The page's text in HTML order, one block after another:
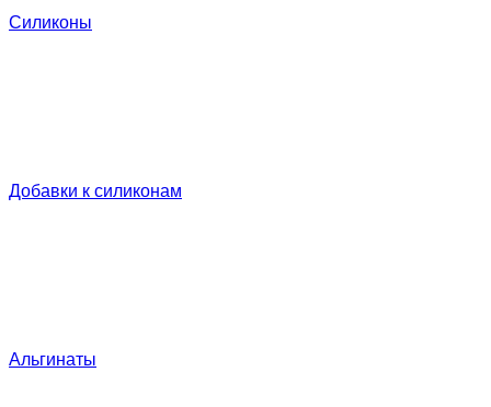
Силиконы
Добавки к силиконам
Альгинаты